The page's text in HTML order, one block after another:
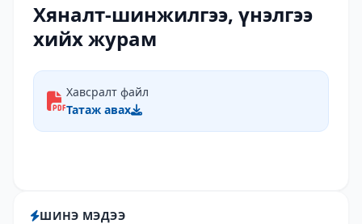
Хяналт-шинжилгээ, үнэлгээ
хийх журам
Хавсралт файл
Татаж авах
ШИНЭ МЭДЭЭ